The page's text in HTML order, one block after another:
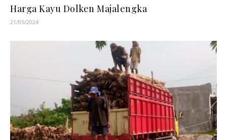
Harga Kayu Dolken Majalengka
21/05/2024